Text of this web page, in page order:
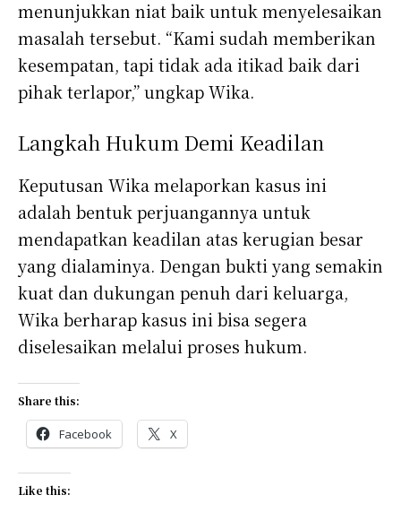
menunjukkan niat baik untuk menyelesaikan
masalah tersebut. “Kami sudah memberikan
kesempatan, tapi tidak ada itikad baik dari
pihak terlapor,” ungkap Wika.
Langkah Hukum Demi Keadilan
Keputusan Wika melaporkan kasus ini
adalah bentuk perjuangannya untuk
mendapatkan keadilan atas kerugian besar
yang dialaminya. Dengan bukti yang semakin
kuat dan dukungan penuh dari keluarga,
Wika berharap kasus ini bisa segera
diselesaikan melalui proses hukum.
Share this:
Facebook X
Like this: